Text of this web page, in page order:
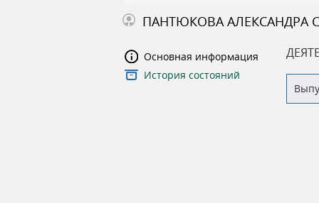
В
ы
з
ПАНТЮКОВА АЛЕКСАНДРА
Основная информация
История состояний